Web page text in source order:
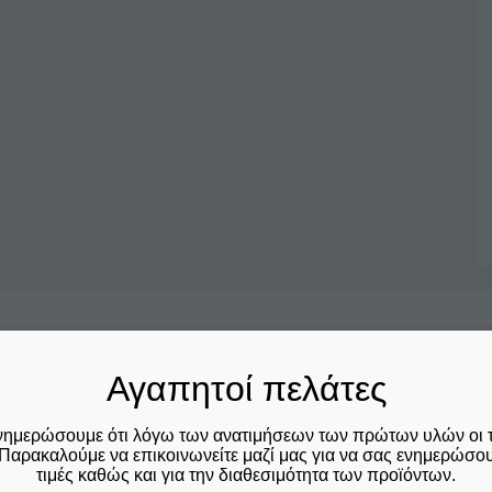
Αυτό
το
προϊόν
Αγαπητοί πελάτες
ότι λόγω των ανατιμήσεων των πρώτων υλών οι
να επικοινωνείτε μαζί μας για να σας
τιμές καθώς και για την διαθεσιμότητα των προϊόντων.